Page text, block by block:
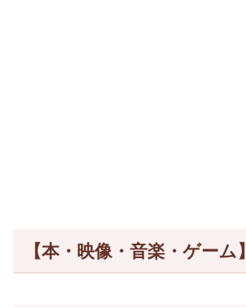
【本・映像・音楽・ゲーム】